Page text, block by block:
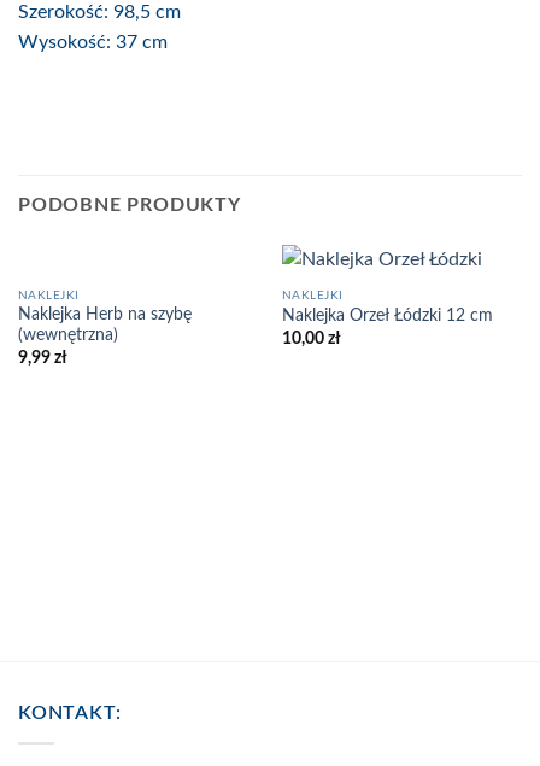
Szerokość: 98,5 cm
Wysokość: 37 cm
PODOBNE PRODUKTY
NAKLEJKI
Naklejka Herb na szybę
(wewnętrzna)
9,99 zł
NAKLEJKI
Naklejka Orzeł Łódzki 12 cm
10,00 zł
KONTAKT: